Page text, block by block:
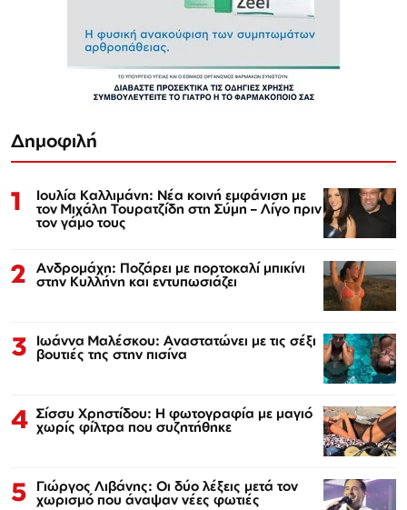
Δημοφιλή
1 Ιουλία Καλλιμάνη: Νέα κοινή εμφάνιση με
τον Μιχάλη Τουρατζίδη στη Σύμη – Λίγο πριν
τον γάμο τους
2 Ανδρομάχη: Ποζάρει με πορτοκαλί μπικίνι
στην Κυλλήνη και εντυπωσιάζει
3 Ιωάννα Μαλέσκου: Αναστατώνει με τις σέξι
βουτιές της στην πισίνα
4 Σίσσυ Χρηστίδου: Η φωτογραφία με μαγιό
χωρίς φίλτρα που συζητήθηκε
5 Γιώργος Λιβάνης: Οι δύο λέξεις μετά τον
χωρισμό που άναψαν νέες φωτιές